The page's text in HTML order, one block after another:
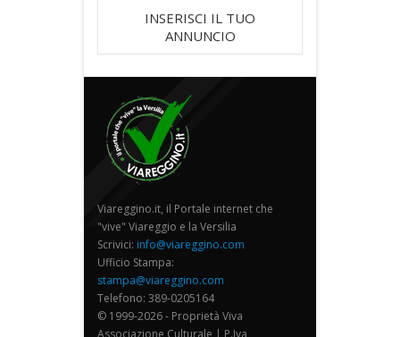
INSERISCI IL TUO
ANNUNCIO
Viareggino.it, il Portale internet che
"vive" Viareggio e la Versilia
Scrivici: info@viareggino.com
Ufficio Stampa:
stampa@viareggino.com
Telefono: 389-0205164
© 1999-2026 - Proprietà Viva
Associazione Culturale | P.Iva